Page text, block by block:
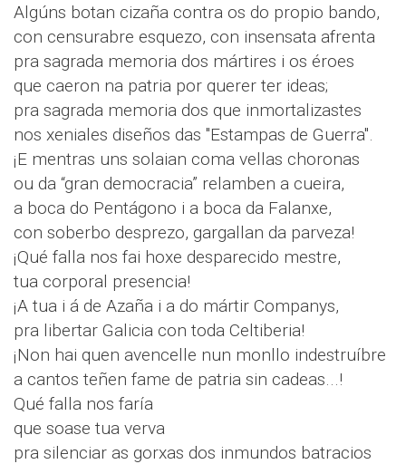
Algúns botan cizaña contra os do propio bando,
con censurabre esquezo, con insensata afrenta
pra sagrada memoria dos mártires i os éroes
que caeron na patria por querer ter ideas;
pra sagrada memoria dos que inmortalizastes
nos xeniales diseños das "Estampas de Guerra".
¡E mentras uns solaian coma vellas choronas
ou da “gran democracia” relamben a cueira,
a boca do Pentágono i a boca da Falanxe,
con soberbo desprezo, gargallan da parveza!
¡Qué falla nos fai hoxe desparecido mestre,
tua corporal presencia!
¡A tua i á de Azaña i a do mártir Companys,
pra libertar Galicia con toda Celtiberia!
¡Non hai quen avencelle nun monllo indestruíbre
a cantos teñen fame de patria sin cadeas...!
Qué falla nos faría
que soase tua verva
pra silenciar as gorxas dos inmundos batracios